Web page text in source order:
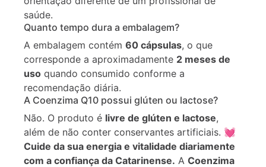
saúde.
Quanto tempo dura a embalagem?
A embalagem contém 60 cápsulas, o que
corresponde a aproximadamente 2 meses de
uso quando consumido conforme a
recomendação diária.
A Coenzima Q10 possui glúten ou lactose?
Não. O produto é livre de glúten e lactose,
além de não conter conservantes artificiais. 💓
Cuide da sua energia e vitalidade diariamente
com a confiança da Catarinense. A Coenzima